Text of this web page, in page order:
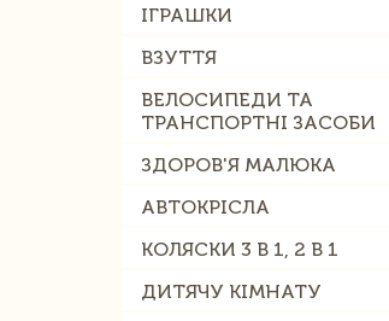
ІГРАШКИ
ВЗУТТЯ
ВЕЛОСИПЕДИ ТА
ТРАНСПОРТНІ ЗАСОБИ
ЗДОРОВ'Я МАЛЮКА
АВТОКРІСЛА
КОЛЯСКИ 3 В 1, 2 В 1
ДИТЯЧУ КІМНАТУ